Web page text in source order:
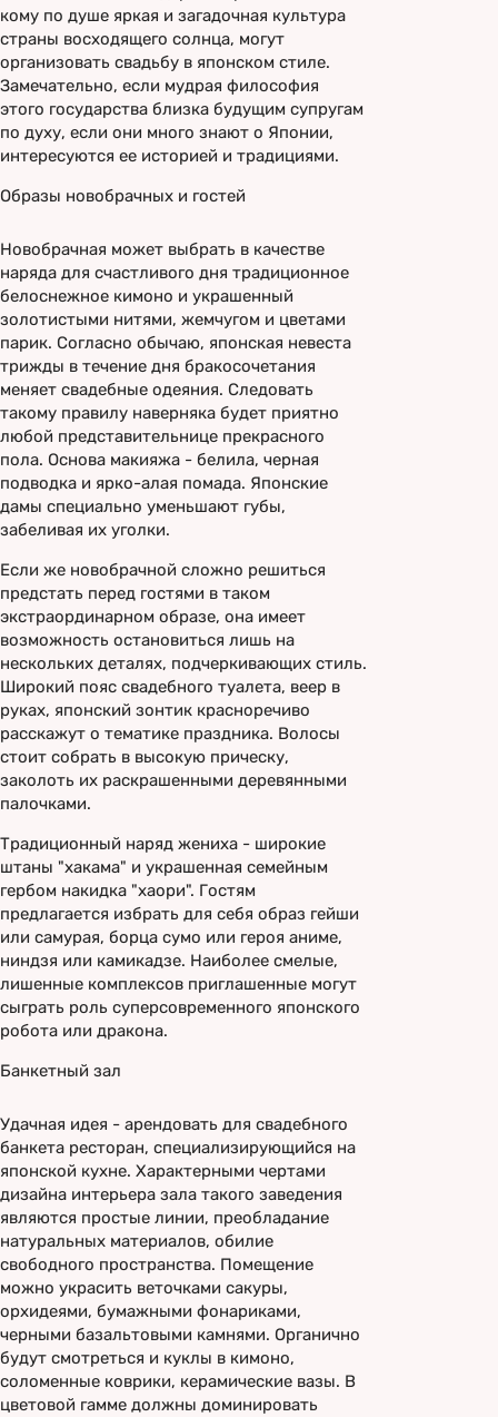
кому по душе яркая и загадочная культура
страны восходящего солнца, могут
организовать свадьбу в японском стиле.
Замечательно, если мудрая философия
этого государства близка будущим супругам
по духу, если они много знают о Японии,
интересуются ее историей и традициями.
Образы новобрачных и гостей
Новобрачная может выбрать в качестве
наряда для счастливого дня традиционное
белоснежное кимоно и украшенный
золотистыми нитями, жемчугом и цветами
парик. Согласно обычаю, японская невеста
трижды в течение дня бракосочетания
меняет свадебные одеяния. Следовать
такому правилу наверняка будет приятно
любой представительнице прекрасного
пола. Основа макияжа - белила, черная
подводка и ярко-алая помада. Японские
дамы специально уменьшают губы,
забеливая их уголки.
Если же новобрачной сложно решиться
предстать перед гостями в таком
экстраординарном образе, она имеет
возможность остановиться лишь на
нескольких деталях, подчеркивающих стиль.
Широкий пояс свадебного туалета, веер в
руках, японский зонтик красноречиво
расскажут о тематике праздника. Волосы
стоит собрать в высокую прическу,
заколоть их раскрашенными деревянными
палочками.
Традиционный наряд жениха - широкие
штаны "хакама" и украшенная семейным
гербом накидка "хаори". Гостям
предлагается избрать для себя образ гейши
или самурая, борца сумо или героя аниме,
ниндзя или камикадзе. Наиболее смелые,
лишенные комплексов приглашенные могут
сыграть роль суперсовременного японского
робота или дракона.
Банкетный зал
Удачная идея - арендовать для свадебного
банкета ресторан, специализирующийся на
японской кухне. Характерными чертами
дизайна интерьера зала такого заведения
являются простые линии, преобладание
натуральных материалов, обилие
свободного пространства. Помещение
можно украсить веточками сакуры,
орхидеями, бумажными фонариками,
черными базальтовыми камнями. Органично
будут смотреться и куклы в кимоно,
соломенные коврики, керамические вазы. В
цветовой гамме должны доминировать